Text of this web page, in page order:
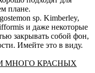
плане.
sp. Kimberley,
и даже некоторые
закрывать собой фон,
Имейте это в виду.
МНОГО КРАСНЫХ